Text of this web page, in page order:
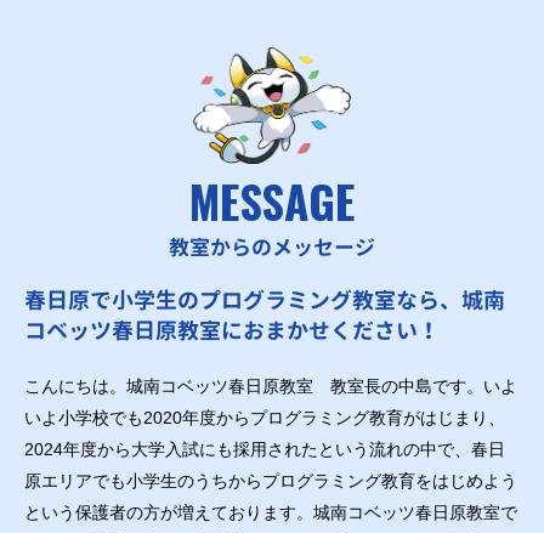
MESSAGE
教室からのメッセージ
春日原で小学生のプログラミング教室なら、城南
コベッツ春日原教室におまかせください！
こんにちは。城南コベッツ春日原教室 教室長の中島です。いよ
いよ小学校でも2020年度からプログラミング教育がはじまり、
2024年度から大学入試にも採用されたという流れの中で、春日
原エリアでも小学生のうちからプログラミング教育をはじめよう
という保護者の方が増えております。城南コベッツ春日原教室で